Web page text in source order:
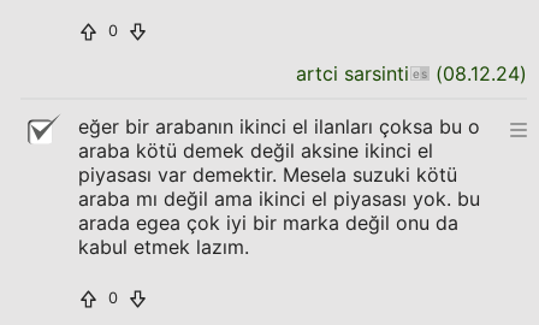
0
artci sarsinti (08.12.24)
eğer bir arabanın ikinci el ilanları çoksa bu o
araba kötü demek değil aksine ikinci el
piyasası var demektir. Mesela suzuki kötü
araba mı değil ama ikinci el piyasası yok. bu
arada egea çok iyi bir marka değil onu da
kabul etmek lazım.
0